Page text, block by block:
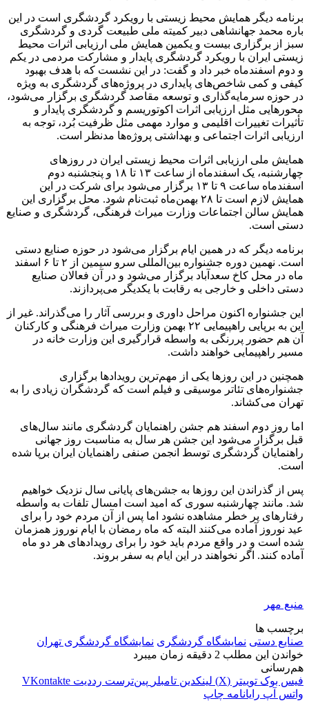
برنامه دیگر همایش محیط زیستی با رویکرد گردشگری است در این
باره محمد جهانشاهی دبیر کمیته ملی طبیعت گردی و گردشگری
سبز از برگزاری بیست و یکمین همایش ملی ارزیابی اثرات محیط
زیستی ایران با رویکرد گردشگری پایدار و مشارکت مردمی در یکم
و دوم اسفندماه خبر داد و گفت: در این نشست که با هدف بهبود
کیفی و کمی شاخص‌های پایداری در پروژه‌های گردشگری به ویژه
در حوزه سرمایه‌گذاری و توسعه مقاصد گردشگری برگزار می‌شود،
محورهایی مثل ارزیابی اثرات اکوتوریسم و گردشگری پایدار و
تأثیرات تغییرات اقلیمی و موارد مهمی مثل ظرفیت بُرد، توجه به
ارزیابی اثرات اجتماعی و بهداشتی پروژه‌ها مدنظر است.
همایش ملی ارزیابی اثرات محیط زیستی ایران در روزهای
چهارشنبه، یک اسفندماه از ساعت ۱۳ تا ۱۸ و پنجشنبه دوم
اسفندماه ساعت ۹ تا ۱۳ برگزار می‌شود برای شرکت در این
همایش لازم است تا ۲۸ بهمن‌ماه ثبت‌نام شود. محل برگزاری این
همایش سالن اجتماعات وزارت میراث فرهنگی، گردشگری و صنایع
دستی است.
برنامه دیگر که در همین ایام برگزار می‌شود در حوزه صنایع دستی
است. نهمین دوره جشنواره بین‌المللی سرو سیمین از ۲ تا ۶ اسفند
ماه در محل کاخ سعدآباد برگزار می‌شود و در آن فعالان صنایع
دستی داخلی و خارجی به رقابت با یکدیگر می‌پردازند.
این جشنواره اکنون مراحل داوری و بررسی آثار را می‌گذراند. غیر از
این به برپایی راهپیمایی ۲۲ بهمن وزارت میراث فرهنگی و کارکنان
آن هم حضور پررنگی به واسطه قرارگیری این وزارت خانه در
مسیر راهپیمایی خواهند داشت.
همچنین در این روزها یکی از مهم‌ترین رویدادها برگزاری
جشنواره‌های تئاتر موسیقی و فیلم است که گردشگران زیادی را به
تهران می‌کشاند.
اما روز دوم اسفند هم جشن راهنمایان گردشگری مانند سال‌های
قبل برگزار می‌شود این جشن هر سال به مناسبت روز جهانی
راهنمایان گردشگری توسط انجمن صنفی راهنمایان ایران برپا شده
است.
پس از گذراندن این روزها به جشن‌های پایانی سال نزدیک خواهیم
شد. مانند چهارشنبه سوری که امید است امسال تلفات به واسطه
رفتارهای پر خطر مشاهده نشود اما پس از آن مردم خود را برای
عید نوروز آماده می‌کنند البته که ماه رمضان با ایام نوروز همزمان
شده است و در واقع مردم باید خود را برای رویدادهای هر دو ماه
آماده کنند. اگر نخواهند در این ایام به سفر بروند.
منبع مهر
برچسب ها
صنایع دستی نمایشگاه گردشگری نمایشگاه گردشگری تهران
خواندن این مطلب 2 دقیقه زمان میبرد
هم‌رسانی
فیس بوک توییتر (X) لینکدین ‫تامبلر ‫پین‌ترست ‫رددیت ‫VKontakte
واتس آپ رایانامه چاپ